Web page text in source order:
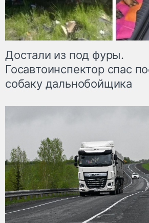
Достали из под фуры.
Госавтоинспектор спас
собаку дальнобойщика